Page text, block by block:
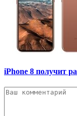
iPhone 8 получит